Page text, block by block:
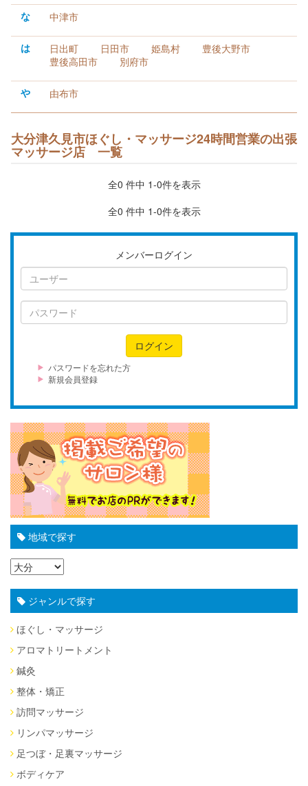
な 中津市
は 日出町 日田市 姫島村
豊後大野市
豊後高田市
別府市
や 由布市
大分津久見市ほぐし・マッサージ24時間営業の出張
マッサージ店 一覧
全0 件中 1-0件を表示
全0 件中 1-0件を表示
メンバーログイン
ユ
ザ
パ
ワ
ー
ド
ログイン
パスワードを忘れた方
新規会員登録
地域で探す
ジャンルで探す
ほぐし・マッサージ
アロマトリートメント
鍼灸
整体・矯正
訪問マッサージ
リンパマッサージ
足つぼ・足裏マッサージ
ボディケア